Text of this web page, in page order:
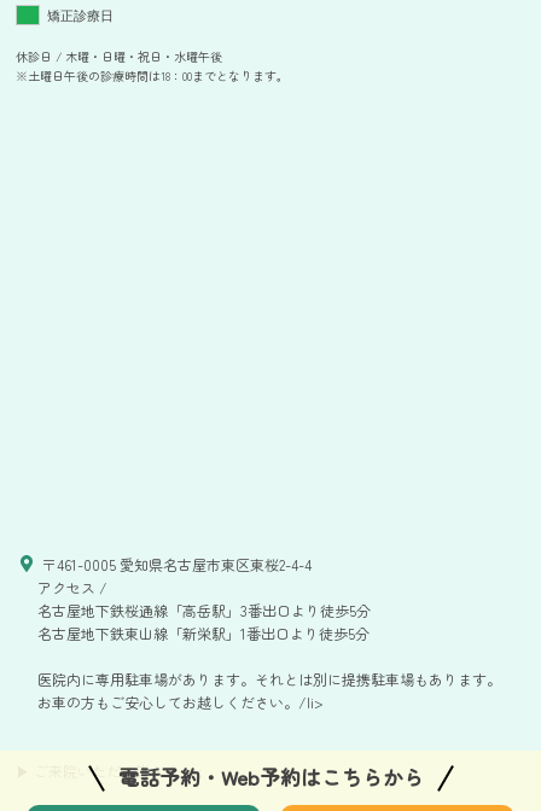
矯正診療日
休診日 / 木曜・日曜・祝日・水曜午後
※土曜日午後の診療時間は18：00までとなります。
〒461-0005 愛知県名古屋市東区東桜2-4-4
アクセス /
名古屋地下鉄桜通線「高岳駅」3番出口より徒歩5分
名古屋地下鉄東山線「新栄駅」1番出口より徒歩5分
医院内に専用駐車場があります。それとは別に提携駐車場もあります。
お車の方もご安心してお越しください。/li>
▶ ご来院いただく皆さまへ<
電話予約・Web予約はこちらから